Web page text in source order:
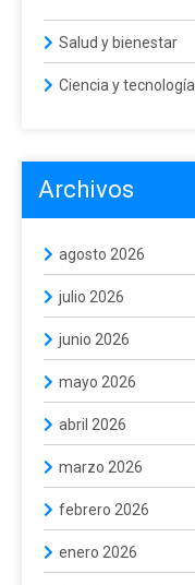
Salud y bienestar
Ciencia y tecnología
Archivos
agosto 2026
julio 2026
junio 2026
mayo 2026
abril 2026
marzo 2026
febrero 2026
enero 2026